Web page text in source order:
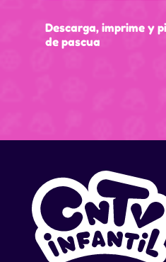
Descarga, imprime y
de pascua